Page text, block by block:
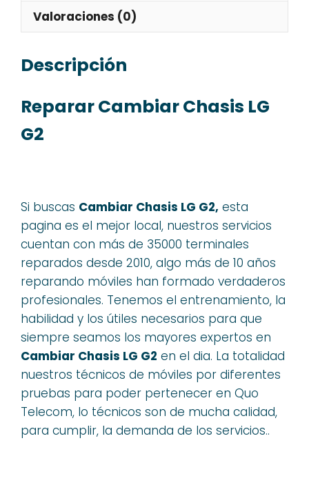
Valoraciones (0)
Descripción
Reparar Cambiar Chasis LG
G2
Si buscas Cambiar Chasis LG G2, esta
pagina es el mejor local, nuestros servicios
cuentan con más de 35000 terminales
reparados desde 2010, algo más de 10 años
reparando móviles han formado verdaderos
profesionales. Tenemos el entrenamiento, la
habilidad y los útiles necesarios para que
siempre seamos los mayores expertos en
Cambiar Chasis LG G2 en el dia. La totalidad
nuestros técnicos de móviles por diferentes
pruebas para poder pertenecer en Quo
Telecom, lo técnicos son de mucha calidad,
para cumplir, la demanda de los servicios..